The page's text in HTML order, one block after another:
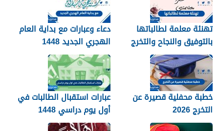
تهنئة معلمة لطالباتها
بالتوفيق والنجاح والتخرج
2026
دعاء وعبارات مع بداية العام
الهجري الجديد 1448
خطبة محفلية قصيرة عن
التخرج 2026
عبارات استقبال الطالبات في
أول يوم دراسي 1448